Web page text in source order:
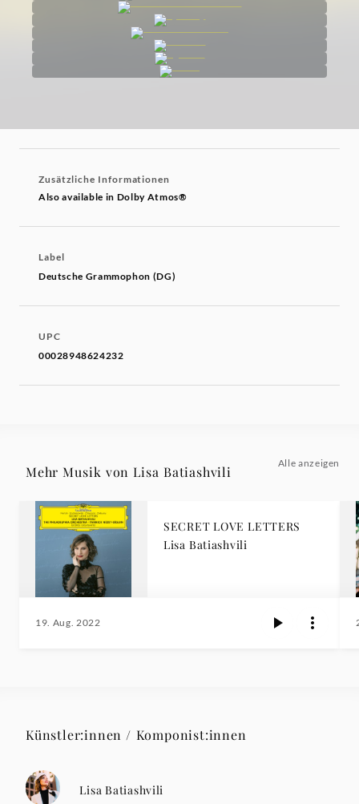
Zusätzliche Informationen
Also available in Dolby Atmos®
Label
Deutsche Grammophon (DG)
UPC
00028948624232
Mehr Musik von Lisa Batiashvili
Alle anzeigen
SECRET LOVE LETTERS
Lisa Batiashvili
19. Aug. 2022
Künstler:innen / Komponist:innen
Lisa Batiashvili